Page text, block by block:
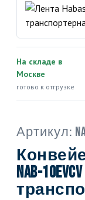
На складе в
Москве
готово к отгрузке
Артикул:
NAB-